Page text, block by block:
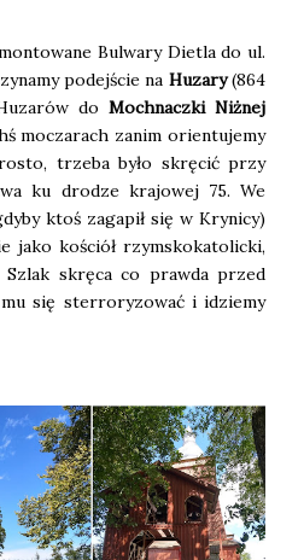
Bulwary Dietla do ul.
podejście na Huzary(864
doMochnaczki Niżnej
moczarach zanim orientujemy
trzeba było skręcić przy
ku drodze krajowej 75. We
ktoś zagapił się w Krynicy)
jako kościół rzymskokatolicki,
skręca co prawda przed
się sterroryzować i idziemy